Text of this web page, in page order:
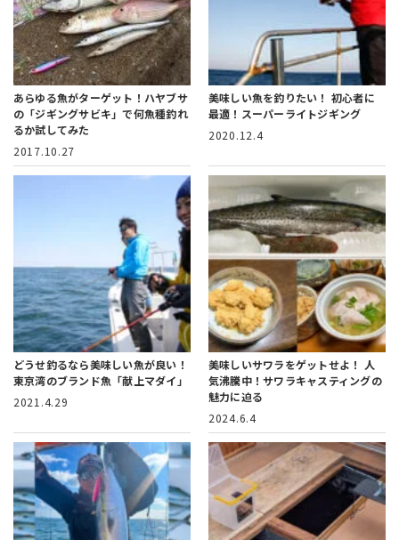
あらゆる魚がターゲット！ ハヤブサ
の「ジギングサビキ」で何魚種釣れ
るか試してみた
2017.10.27
美味しい魚を釣りたい！ 初心者に
最適！スーパーライトジギング
2020.12.4
どうせ釣るなら美味しい魚が良い！
東京湾のブランド魚「献上マダイ」
2021.4.29
美味しいサワラをゲットせよ！
人
気沸騰中！サワラキャスティングの
魅力に迫る
2024.6.4